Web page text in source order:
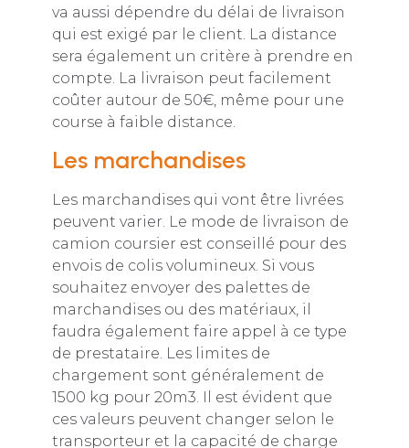
va aussi dépendre du délai de livraison
qui est exigé par le client. La distance
sera également un critère à prendre en
compte. La livraison peut facilement
coûter autour de 50€, même pour une
course à faible distance.
Les marchandises
Les marchandises qui vont être livrées
peuvent varier. Le mode de livraison de
camion coursier est conseillé pour des
envois de colis volumineux. Si vous
souhaitez envoyer des palettes de
marchandises ou des matériaux, il
faudra également faire appel à ce type
de prestataire. Les limites de
chargement sont généralement de
1500 kg pour 20m3. Il est évident que
ces valeurs peuvent changer selon le
transporteur et la capacité de charge